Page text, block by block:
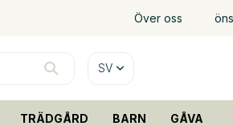
Över oss
SV
TRÄDGÅRD BARN GÅVA